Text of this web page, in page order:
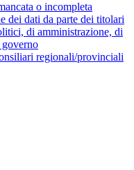
o incompleta
dei dati da parte dei titolari
di amministrazione, di
regionali/provinciali